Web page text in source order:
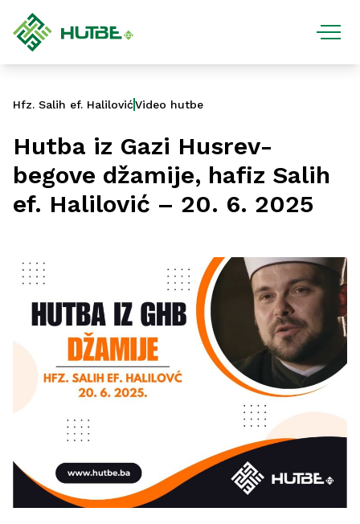
Hfz. Salih ef. HalilovićVideo hutbe
Hutba iz Gazi Husrev-
begove džamije, hafiz Salih
ef. Halilović – 20. 6. 2025